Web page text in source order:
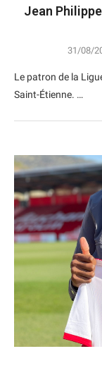
Jean
31/08/
Le patron de la
Saint-Étienne. …